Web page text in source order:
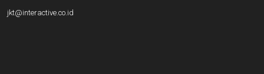
jkt@interactive.co.id